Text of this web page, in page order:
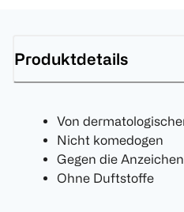
Produktdetails
Von
Nicht komedogen
Gegen die
Ohne Duftstoffe